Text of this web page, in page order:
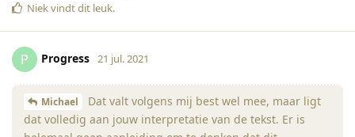
Niekvindt dit leuk.
P Progress 21 jul. 2021
Michael
Dat valt volgens mij best wel mee, maar ligt
dat volledig aan jouw interpretatie van de tekst. Er is